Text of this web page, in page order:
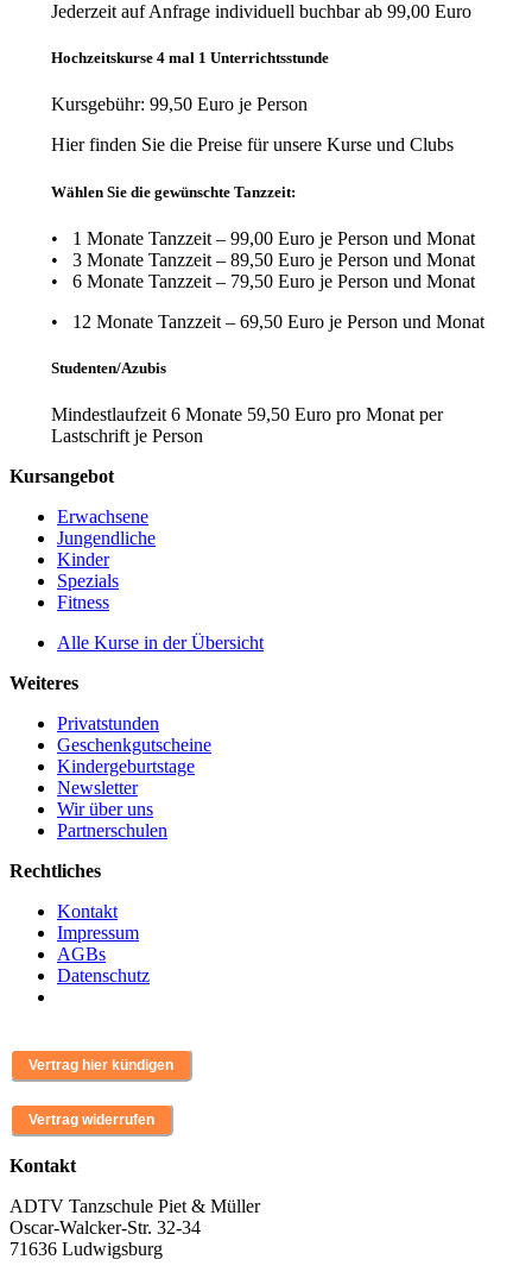
Jederzeit auf Anfrage individuell buchbar ab 99,00 Euro
Hochzeitskurse 4 mal 1 Unterrichtsstunde
Kursgebühr: 99,50 Euro je Person
Hier finden Sie die Preise für unsere Kurse und Clubs
Wählen Sie die gewünschte Tanzzeit:
• 1 Monate Tanzzeit – 99,00 Euro je Person und Monat
• 3 Monate Tanzzeit – 89,50 Euro je Person und Monat
• 6 Monate Tanzzeit – 79,50 Euro je Person und Monat
• 12 Monate Tanzzeit – 69,50 Euro je Person und Monat
Studenten/Azubis
Mindestlaufzeit 6 Monate 59,50 Euro pro Monat per
Lastschrift je Person
Kursangebot
Erwachsene
Jungendliche
Kinder
Spezials
Fitness
Alle Kurse in der Übersicht
Weiteres
Privatstunden
Geschenkgutscheine
Kindergeburtstage
Newsletter
Wir über uns
Partnerschulen
Rechtliches
Kontakt
Impressum
AGBs
Datenschutz
Kontakt
ADTV Tanzschule Piet & Müller
Oscar-Walcker-Str. 32-34
71636 Ludwigsburg